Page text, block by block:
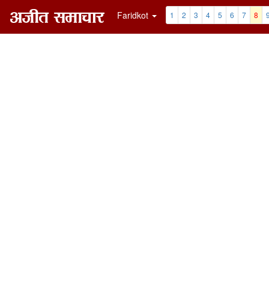
Faridkot 1 2 3 4 5 6 7 8